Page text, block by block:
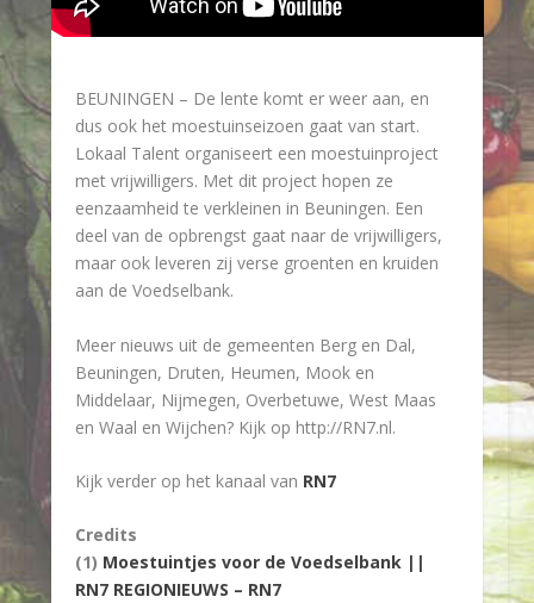
BEUNINGEN – De lente komt er weer aan, en
dus ook het moestuinseizoen gaat van start.
Lokaal Talent organiseert een moestuinproject
met vrijwilligers. Met dit project hopen ze
eenzaamheid te verkleinen in Beuningen. Een
deel van de opbrengst gaat naar de vrijwilligers,
maar ook leveren zij verse groenten en kruiden
aan de Voedselbank.
Meer nieuws uit de gemeenten Berg en Dal,
Beuningen, Druten, Heumen, Mook en
Middelaar, Nijmegen, Overbetuwe, West Maas
en Waal en Wijchen? Kijk op http://RN7.nl.
Kijk verder op het kanaal van RN7
Credits
(1) Moestuintjes voor de Voedselbank ||
RN7 REGIONIEUWS – RN7